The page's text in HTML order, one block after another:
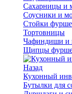
Сахарницы и
Соусники и
Стойки
Тортовницы
Чафиндиши и
Щипцы
Назад
Кухонный
Бутылки для